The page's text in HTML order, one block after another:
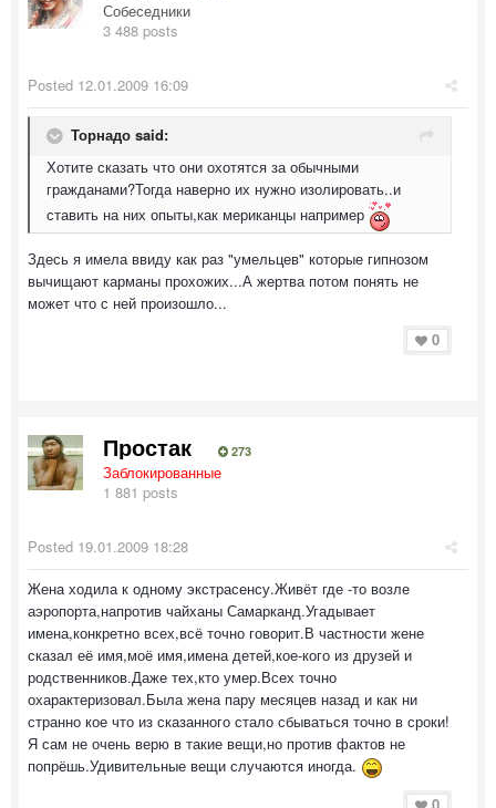
Собеседники
3 488 posts
Posted 12.01.2009 16:09
Торнадо said:
Хотите сказать что они охотятся за обычными
гражданами?Тогда наверно их нужно изолировать..и
ставить на них опыты,как мериканцы например
Здесь я имела ввиду как раз "умельцев" которые гипнозом
вычищают карманы прохожих...А жертва потом понять не
может что с ней произошло...
0
Простак 273
Заблокированные
1 881 posts
Posted 19.01.2009 18:28
Жена ходила к одному экстрасенсу.Живёт где -то возле
аэропорта,напротив чайханы Самарканд.Угадывает
имена,конкретно всех,всё точно говорит.В частности жене
сказал её имя,моё имя,имена детей,кое-кого из друзей и
родственников.Даже тех,кто умер.Всех точно
охарактеризовал.Была жена пару месяцев назад и как ни
странно кое что из сказанного стало сбываться точно в сроки!
Я сам не очень верю в такие вещи,но против фактов не
попрёшь.Удивительные вещи случаются иногда.